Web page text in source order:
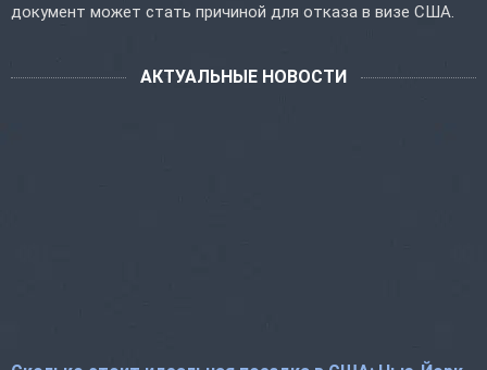
документ может стать причиной для отказа в визе США.
АКТУАЛЬНЫЕ НОВОСТИ